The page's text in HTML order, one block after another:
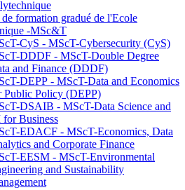
formation gradué de l'Ecole
-MSc&T
CyS - MScT-Cybersecurity (CyS)
DDDF - MScT-Double Degree
and Finance (DDDF)
DEPP - MScT-Data and Economics
Public Policy (DEPP)
DSAIB - MScT-Data Science and
Business
EDACF - MScT-Economics, Data
and Corporate Finance
EESM - MScT-Environmental
and Sustainability